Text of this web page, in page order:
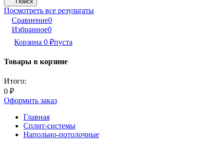
Посмотреть все результаты
Сравнение0
Избранное0
Корзина 0 ₽пуста
Товары в корзине
Итого:
0 ₽
Оформить заказ
Главная
Сплит-системы
Напольно-потолочные